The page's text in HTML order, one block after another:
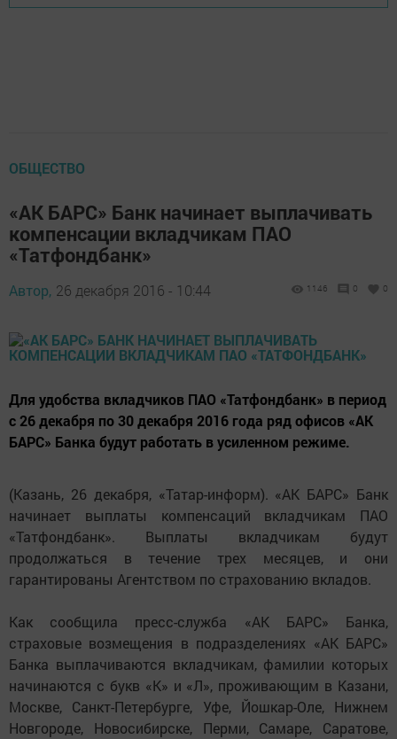
ОБЩЕСТВО
«АК БАРС» Банк начинает выплачивать
компенсации вкладчикам ПАО
«Татфондбанк»
Автор, 26 декабря 2016 - 10:44 1146 0 0
Для удобства вкладчиков ПАО «Татфондбанк» в период
с 26 декабря по 30 декабря 2016 года ряд офисов «АК
БАРС» Банка будут работать в усиленном режиме.
(Казань, 26 декабря, «Татар-информ). «АК БАРС» Банк
начинает выплаты компенсаций вкладчикам ПАО
«Татфондбанк». Выплаты вкладчикам будут
продолжаться в течение трех месяцев, и они
гарантированы Агентством по страхованию вкладов.
Как сообщила пресс-служба «АК БАРС» Банка,
страховые возмещения в подразделениях «АК БАРС»
Банка выплачиваются вкладчикам, фамилии которых
начинаются с букв «К» и «Л», проживающим в Казани,
Москве, Санкт-Петербурге, Уфе, Йошкар-Оле, Нижнем
Новгороде, Новосибирске, Перми, Самаре, Саратове,